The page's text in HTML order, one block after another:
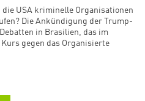
die USA kriminelle Organisationen
Die Ankündigung der Trump-
in Brasilien, das im
gegen das Organisierte